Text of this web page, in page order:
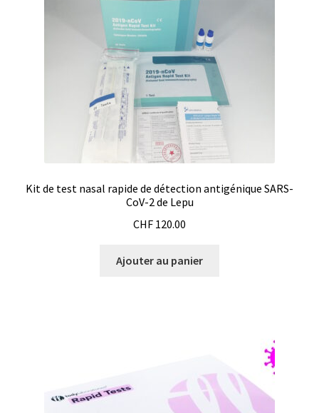
Broyeur de cellules
Calibrateur de température
Capteur de température
Capteurs météo et climatiques
Cartes de communication
Compteur de colonies
Kit de test nasal rapide de détection antigénique SARS-
CoV-2 de Lepu
CHF 120.00
Ajouter au panier